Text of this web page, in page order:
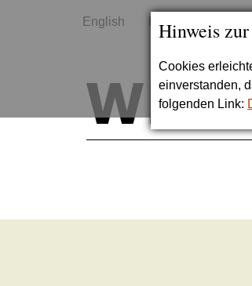
Hinweis
Cookies
einverstanden,
folgenden Link:
English